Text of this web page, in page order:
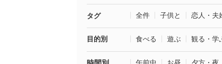
タグ 全件 子供と 恋人・夫
目的別 食べる 遊ぶ 観る・学